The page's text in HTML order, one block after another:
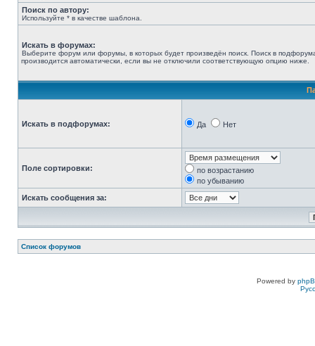
Поиск по автору:
Используйте * в качестве шаблона.
Искать в форумах:
Выберите форум или форумы, в которых будет произведён поиск. Поиск в
производится автоматически, если вы не отключили соответствующую опцию ниже.
Искать в подфорумах: Да Нет
Поле сортировки:
по возрастанию
по убыванию
Искать сообщения за:
Список форумов
Powered by